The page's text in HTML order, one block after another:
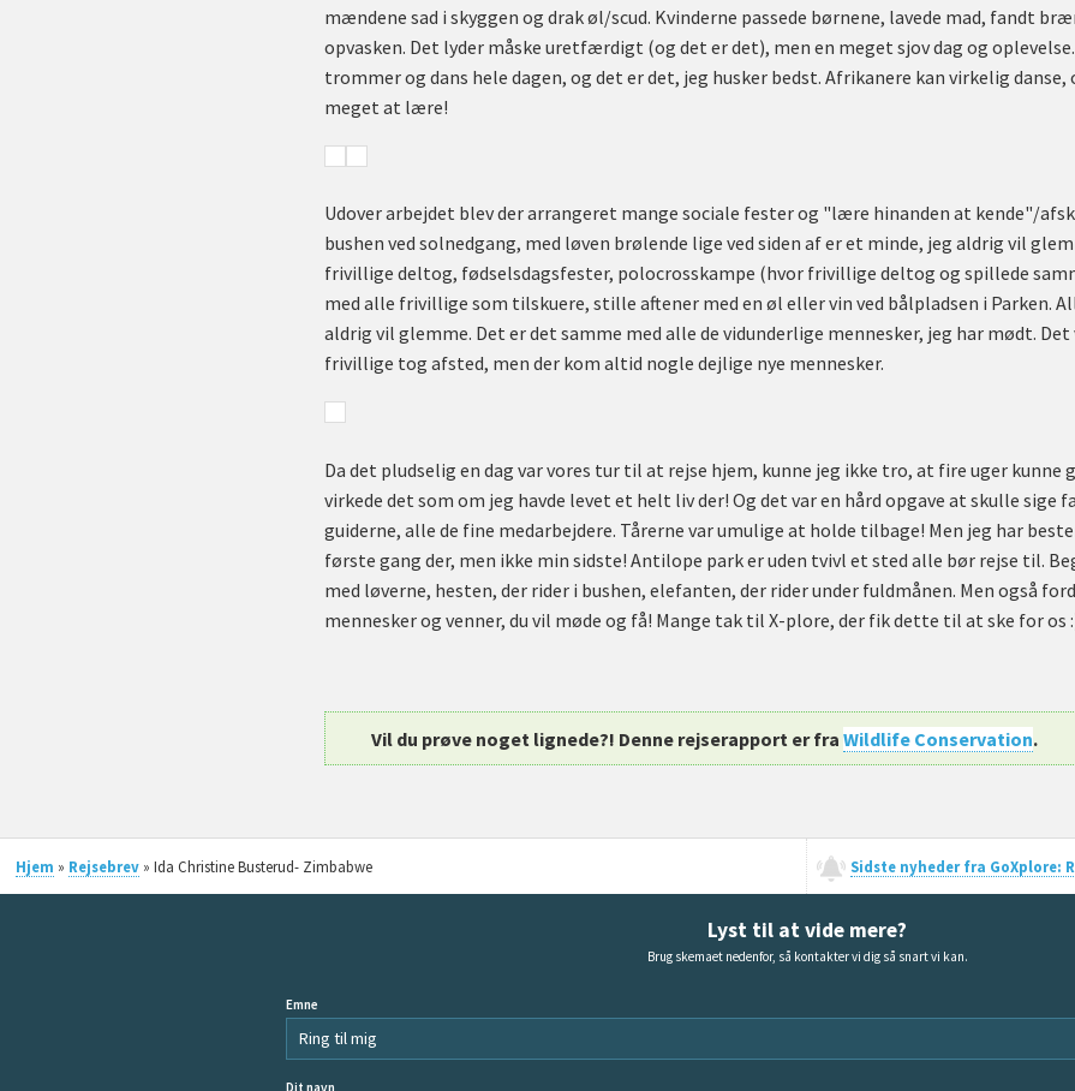
mændene sad i skyggen og drak øl/scud. Kvinderne passede børnene, lavede mad, fandt
opvasken. Det lyder måske uretfærdigt (og det er det), men en meget sjov dag og
trommer og dans hele dagen, og det er det, jeg husker bedst. Afrikanere kan virkelig
meget at lære!
Udover arbejdet blev der arrangeret mange sociale fester og "lære hinanden at kende"/
bushen ved solnedgang, med løven brølende lige ved siden af er et minde, jeg aldrig vil
frivillige deltog, fødselsdagsfester, polocrosskampe (hvor frivillige deltog og spillede
med alle frivillige som tilskuere, stille aftener med en øl eller vin ved bålpladsen i Parken.
aldrig vil glemme. Det er det samme med alle de vidunderlige mennesker, jeg har mødt.
frivillige tog afsted, men der kom altid nogle dejlige nye mennesker.
Da det pludselig en dag var vores tur til at rejse hjem, kunne jeg ikke tro, at fire uger kunne
virkede det som om jeg havde levet et helt liv der! Og det var en hård opgave at skulle sige
guiderne, alle de fine medarbejdere. Tårerne var umulige at holde tilbage! Men jeg har
første gang der, men ikke min sidste! Antilope park er uden tvivl et sted alle bør rejse til.
med løverne, hesten, der rider i bushen, elefanten, der rider under fuldmånen. Men også
mennesker og venner, du vil møde og få! Mange tak til X-plore, der fik dette til at ske for os
Vil du prøve noget lignede?! Denne rejserapport er fraWildlife Conservation.
Hjem » Rejsebrev» Ida Christine Busterud- Zimbabwe Sidste nyheder fra
Lyst til at vide mere?
Brug skemaet nedenfor, så kontakter vi dig så snart vi kan.
Emne
Dit navn